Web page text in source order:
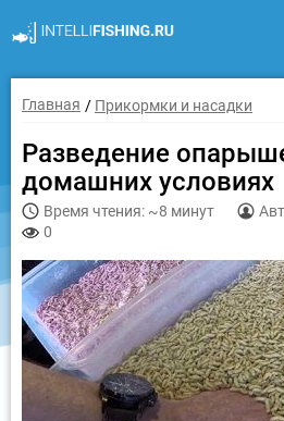
Главная Прикормки и насадки
Разведение
домашних условиях
Время чтения: ~8 минут
0